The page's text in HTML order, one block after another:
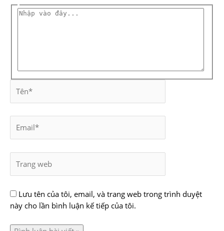
Lưu tên của tôi, email, và trang web trong trình duyệt
này cho lần bình luận kế tiếp của tôi.